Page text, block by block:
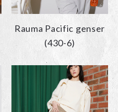
Rauma Pacific genser
(430-6)